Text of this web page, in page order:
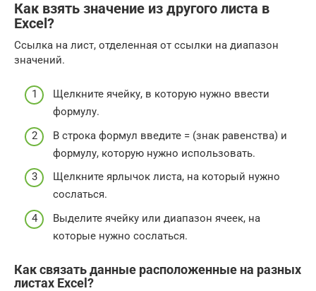
Как взять значение из другого листа в
Excel?
Ссылка на лист, отделенная от ссылки на диапазон
значений.
Щелкните ячейку, в которую нужно ввести
формулу.
В строка формул введите = (знак равенства) и
формулу, которую нужно использовать.
Щелкните ярлычок листа, на который нужно
сослаться.
Выделите ячейку или диапазон ячеек, на
которые нужно сослаться.
Как связать данные расположенные на разных
листах Excel?